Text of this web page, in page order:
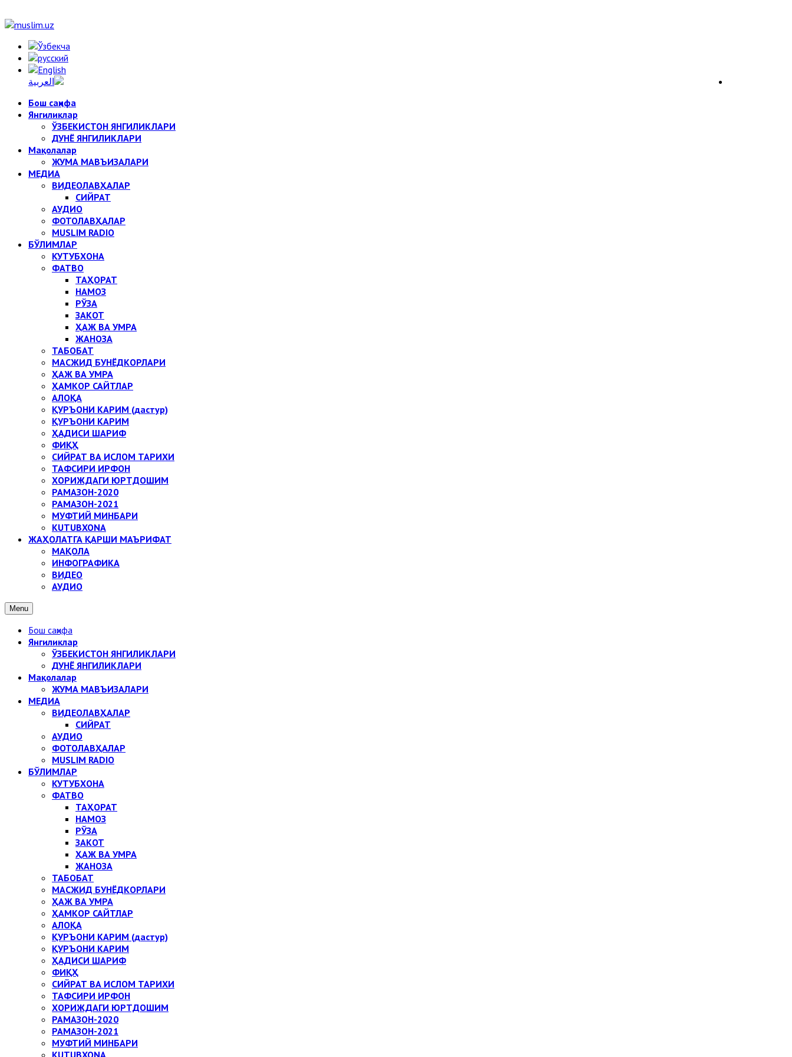
Бош саҳифа
Янгиликлар
ЎЗБЕКИСТОН ЯНГИЛИКЛАРИ
ДУНЁ ЯНГИЛИКЛАРИ
Мақолалар
ЖУМА МАВЪИЗАЛАРИ
МЕДИА
ВИДЕОЛАВҲАЛАР
СИЙРАТ
АУДИО
ФОТОЛАВҲАЛАР
MUSLIM RADIO
БЎЛИМЛАР
КУТУБХОНА
ФАТВО
ТАҲОРАТ
НАМОЗ
РЎЗА
ЗАКОТ
ҲАЖ ВА УМРА
ЖАНОЗА
ТАБОБАТ
МАСЖИД БУНЁДКОРЛАРИ
ҲАЖ ВА УМРА
ҲАМКОР САЙТЛАР
АЛОҚА
ҚУРЪОНИ КАРИМ (дастур)
ҚУРЪОНИ КАРИМ
ҲАДИСИ ШАРИФ
ФИҚҲ
СИЙРАТ ВА ИСЛОМ ТАРИХИ
ТАФСИРИ ИРФОН
ХОРИЖДАГИ ЮРТДОШИМ
РАМАЗОН-2020
РАМАЗОН-2021
МУФТИЙ МИНБАРИ
KUTUBXONA
ЖАҲОЛАТГА ҚАРШИ МАЪРИФАТ
МАҚОЛА
ИНФОГРАФИКА
ВИДЕО
АУДИО
Menu
Бош саҳифа
Янгиликлар
ЎЗБЕКИСТОН ЯНГИЛИКЛАРИ
ДУНЁ ЯНГИЛИКЛАРИ
Мақолалар
ЖУМА МАВЪИЗАЛАРИ
МЕДИА
ВИДЕОЛАВҲАЛАР
СИЙРАТ
АУДИО
ФОТОЛАВҲАЛАР
MUSLIM RADIO
БЎЛИМЛАР
КУТУБХОНА
ФАТВО
ТАҲОРАТ
НАМОЗ
РЎЗА
ЗАКОТ
ҲАЖ ВА УМРА
ЖАНОЗА
ТАБОБАТ
МАСЖИД БУНЁДКОРЛАРИ
ҲАЖ ВА УМРА
ҲАМКОР САЙТЛАР
АЛОҚА
ҚУРЪОНИ КАРИМ (дастур)
ҚУРЪОНИ КАРИМ
ҲАДИСИ ШАРИФ
ФИҚҲ
СИЙРАТ ВА ИСЛОМ ТАРИХИ
ТАФСИРИ ИРФОН
ХОРИЖДАГИ ЮРТДОШИМ
РАМАЗОН-2020
РАМАЗОН-2021
МУФТИЙ МИНБАРИ
KUTUBXONA